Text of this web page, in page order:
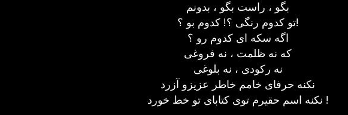
بگو ، راست بگو ، بدونم
تو کدوم رنگی ؟! کدوم بو ؟!
اگه سکه ای کدوم رو ؟
که نه ظلمت ، نه فروغی
نه رکودی ، نه بلوغی
نکنه حرفای خامم خاطر عزیزو آزرد
نکنه اسم حقیرم توی کتابای تو خط خورد !